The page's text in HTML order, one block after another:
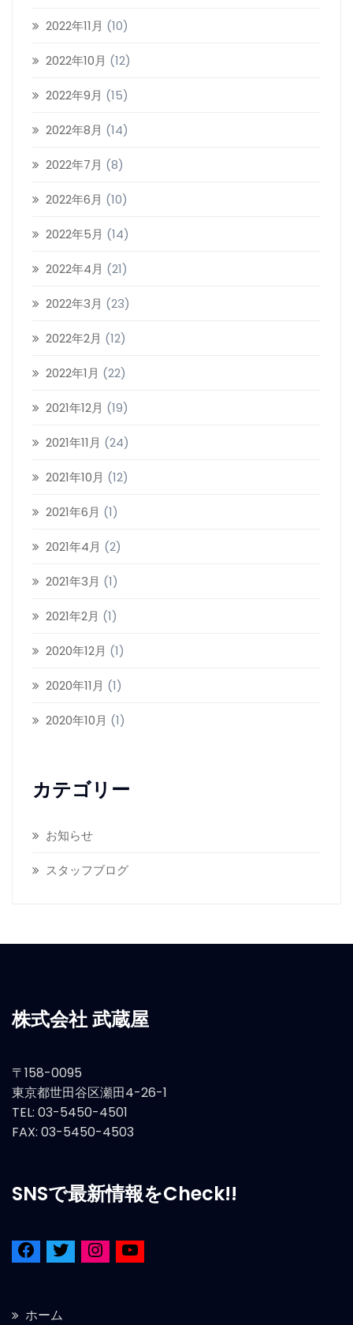
2022年11月 (10)
2022年10月 (12)
2022年9月 (15)
2022年8月 (14)
2022年7月 (8)
2022年6月 (10)
2022年5月 (14)
2022年4月 (21)
2022年3月 (23)
2022年2月 (12)
2022年1月 (22)
2021年12月 (19)
2021年11月 (24)
2021年10月 (12)
2021年6月 (1)
2021年4月 (2)
2021年3月 (1)
2021年2月 (1)
2020年12月 (1)
2020年11月 (1)
2020年10月 (1)
カテゴリー
お知らせ
スタッフブログ
株式会社 武蔵屋
〒158-0095
東京都世田谷区瀬田4-26-1
TEL: 03-5450-4501
FAX: 03-5450-4503
SNSで最新情報をCheck!!
ホーム